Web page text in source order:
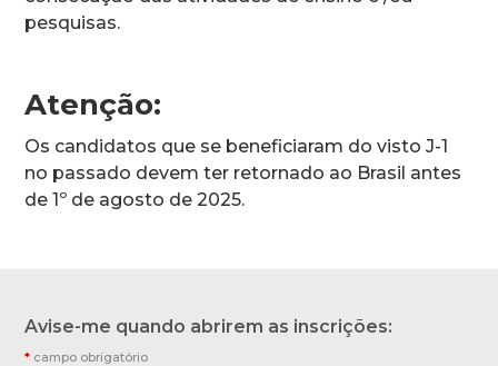
pesquisas.
Atenção:
Os candidatos que se beneficiaram do visto J-1
no passado devem ter retornado ao Brasil antes
de 1º de agosto de 2025.
Avise-me quando abrirem as inscrições:
* campo obrigatório